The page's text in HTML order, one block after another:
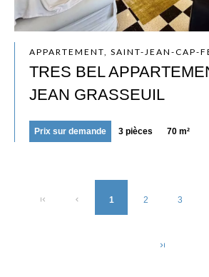
APPARTEMENT, SAINT-JEAN-CAP-
TRES BEL
JEAN GRASSEUIL
Prix sur demande 3 pièces 70 m²
1 2 3